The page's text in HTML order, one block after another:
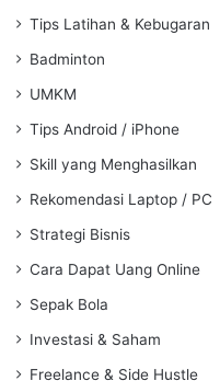
Tips Latihan & Kebugaran
Badminton
UMKM
Tips Android / iPhone
Skill yang Menghasilkan
Rekomendasi Laptop / PC
Strategi Bisnis
Cara Dapat Uang Online
Sepak Bola
Investasi & Saham
Freelance & Side Hustle